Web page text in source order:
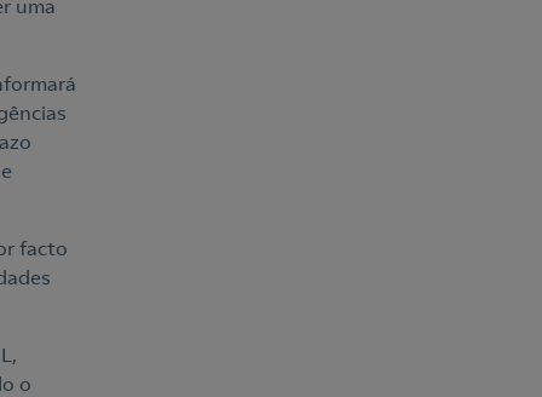
uma
facto
o